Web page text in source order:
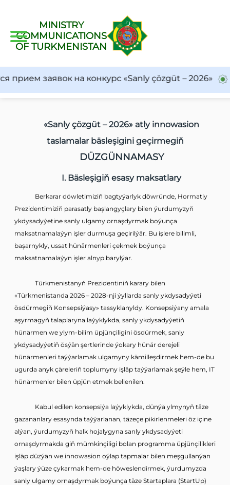
MINISTRY
COMMUNICATIONS
OF TURKMENISTAN
заявок на конкурс «Sanly çözgüt – 2026»
«Sanly çözgüt – 2026» atly innowasion
taslamalar bäsleşigini geçirmegiň
DÜZGÜNNAMASY
I. Bäsleşigiň esasy maksatlary
Berkarar döwletimiziň bagtyýarlyk döwründe, Hormatly
Prezidentimiziň parasatly başlangyçlary bilen ýurdumyzyň
ykdysadyýetine sanly ulgamy ornaşdyrmak boýunça
maksatnamalaýyn işler durmuşa geçirilýär. Bu işlere bilimli,
başarnykly, ussat hünärmenleri çekmek boýunça
maksatnamalaýyn işler alnyp barylýar.
Türkmenistanyň Prezidentiniň karary bilen
«Türkmenistanda 2026 – 2028-nji ýyllarda sanly ykdysadyýeti
ösdürmegiň Konsepsiýasy» tassyklanyldy. Konsepsiýany amala
aşyrmagyň talaplaryna laýyklykda, sanly ykdysadyýetiň
hünärmen we ylym-bilim üpjünçiligini ösdürmek, sanly
ykdysadyýetiň ösýän şertlerinde ýokary hünär derejeli
hünärmenleri taýýarlamak ulgamyny kämilleşdirmek hem-de bu
ugurda anyk çäreleriň toplumyny işläp taýýarlamak şeýle hem, IT
hünärmenler bilen üpjün etmek bellenilen.
Kabul edilen konsepsiýa laýyklykda, dünýä ylmynyň täze
gazananlary esasynda taýýarlanan, täzeçe pikirlenmeleri öz içine
alýan, ýurdumyzyň halk hojalygyna sanly ykdysadyýeti
ornaşdyrmakda giň mümkinçiligi bolan programma üpjünçilikleri
işläp düzýän we innowasion oýlap tapmalar bilen meşgullanýan
ýaşlary ýüze çykarmak hem-de höweslendirmek, ýurdumyzda
sanly ulgamy ornaşdyrmak boýunça täze Startaplara (StartUp)